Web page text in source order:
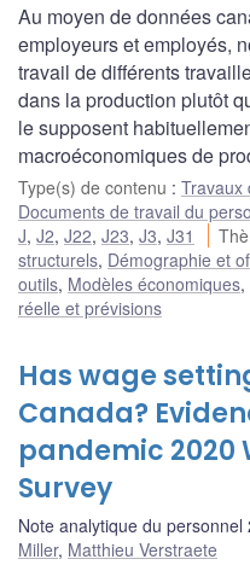
Au moyen de données
employeurs et employés,
travail de différents
dans la production plutôt
le supposent
macroéconomiques de
Type(s) de contenu : Travaux
Documents de travail du
J, J2, J22, J23, J3, J31
structurels, Démographie et
outils, Modèles économiques,
réelle et prévisions
Has wage
Canada?
pandemic 2020
Survey
Note analytique du personnel
Miller, Matthieu Verstraete